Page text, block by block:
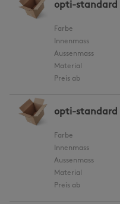
opti-standard
Farbe
Innenmass
Aussenmass
Material
Preis ab
opti-standard
Farbe
Innenmass
Aussenmass
Material
Preis ab